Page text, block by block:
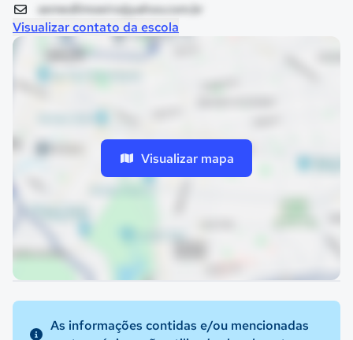
semedlimoeiro@yahoo.com.br
Visualizar contato da escola
Visualizar mapa
As informações contidas e/ou mencionadas